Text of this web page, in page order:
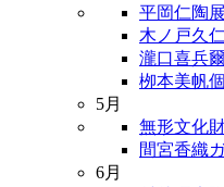
平岡仁陶展
木ノ戸久
瀧口喜兵
栁本美帆
5月
無形文化
間宮香織
6月